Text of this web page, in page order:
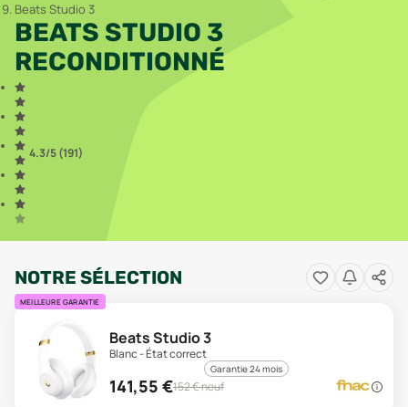
Beats Studio 3
BEATS STUDIO 3
RECONDITIONNÉ
4.3/5 (191)
NOTRE SÉLECTION
MEILLEURE GARANTIE
Beats Studio 3
Blanc - État correct
Garantie 24 mois
141,55 €152€ neuf